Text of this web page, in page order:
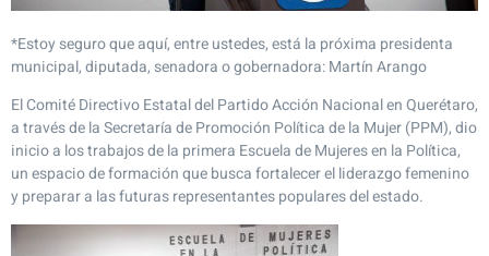
*Estoy seguro que aquí, entre ustedes, está la próxima presidenta
municipal, diputada, senadora o gobernadora: Martín Arango
El Comité Directivo Estatal del Partido Acción Nacional en Querétaro,
a través de la Secretaría de Promoción Política de la Mujer (PPM), dio
inicio a los trabajos de la primera Escuela de Mujeres en la Política,
un espacio de formación que busca fortalecer el liderazgo femenino
y preparar a las futuras representantes populares del estado.